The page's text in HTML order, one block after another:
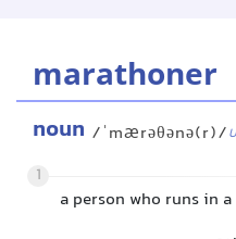
marathoner
noun /ˈmærəθənə(r)/
1
a person who runs in